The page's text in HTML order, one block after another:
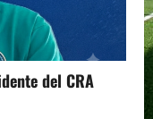
del CRA